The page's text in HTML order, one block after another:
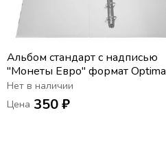
Альбом стандарт с надписью
"Монеты Евро" формат Optima
Нет в наличии
Цена 350 ₽